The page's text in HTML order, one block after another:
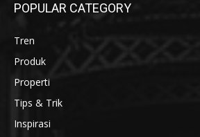
POPULAR CATEGORY
Tren
Produk
Properti
Tips & Trik
Inspirasi